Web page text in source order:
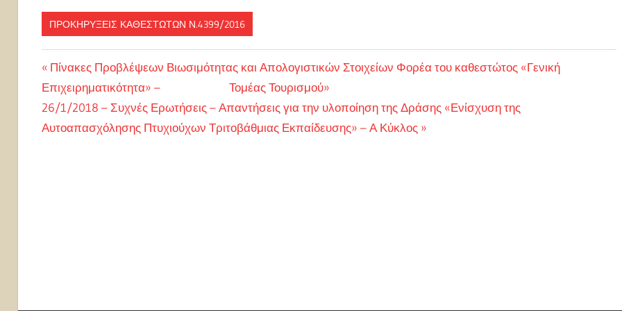
ΠΡΟΚΗΡΎΞΕΙΣ ΚΑΘΕΣΤΏΤΩΝ Ν.4399/2016
Πλοήγηση
άρθρων
Previous
Post:
Πίνακες Προβλέψεων Βιωσιμότητας και Απολογιστικών Στοιχείων Φορέα του καθεστώτος «Γενική
Επιχειρηματικότητα» – Τομέας Τουρισμού»
Next
Post:
26/1/2018 – Συχνές Ερωτήσεις – Απαντήσεις για την υλοποίηση της Δράσης «Ενίσχυση της
Αυτοαπασχόλησης Πτυχιούχων Τριτοβάθμιας Εκπαίδευσης» – Α Κύκλος